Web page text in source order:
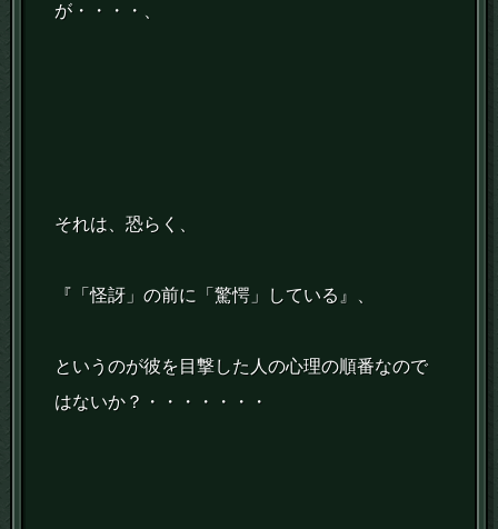
が・・・・、
それは、恐らく、
『「怪訝」の前に「驚愕」している』、
というのが彼を目撃した人の心理の順番なので
はないか？・・・・・・・